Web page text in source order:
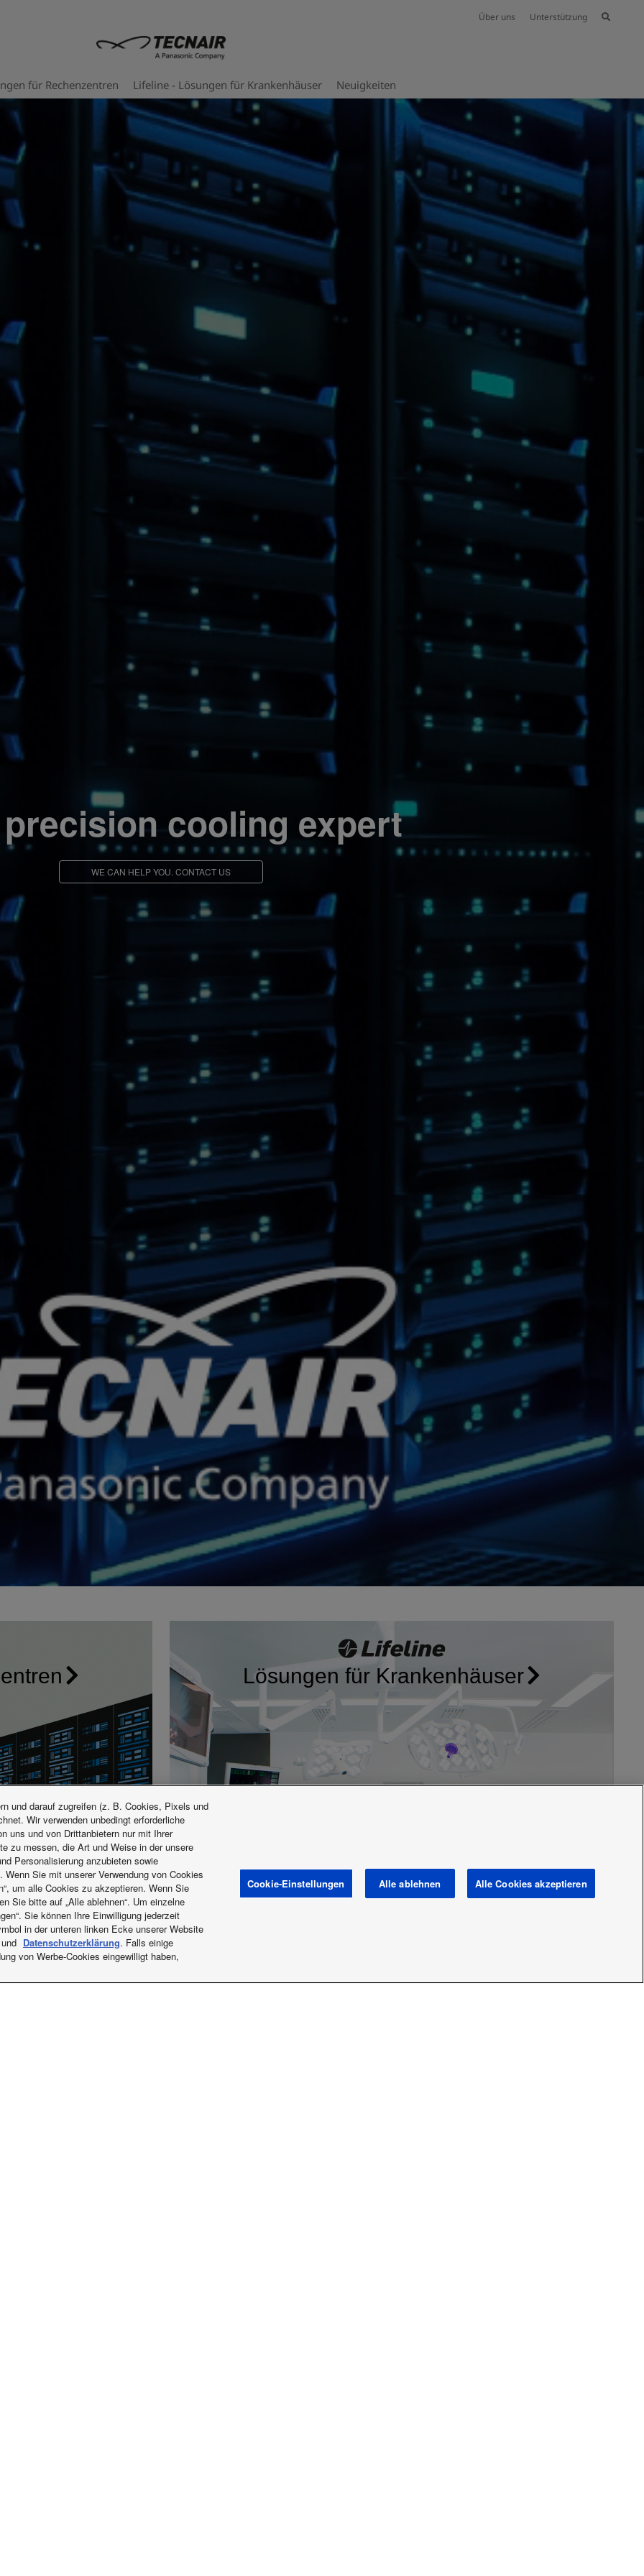
Über uns Unterstützung
für Rechenzentren Lifeline - Lösungen für Krankenhäuser Neuig­keiten
cooling expert
WE CAN HELP YOU. CONTACT US
Lösungen für Krankenhäuser
und darauf zugreifen (z. B. Cookies, Pixels und
Wir verwenden unbedingt erforderliche
uns und von Drittanbietern nur mit Ihrer
zu messen, die Art und Weise in der unsere
Personalisierung anzubieten sowie
Sie mit unserer Verwendung von Cookies
um alle Cookies zu akzeptieren. Wenn Sie
Sie bitte auf „Alle ablehnen“. Um einzelne
Sie können Ihre Einwilligung jederzeit
in der unteren linken Ecke unserer Website
Datenschutzerklärung. Falls einige
von Werbe-Cookies eingewilligt haben,
Cookie-Einstellungen Alle ablehnen Alle Cookies akzeptieren